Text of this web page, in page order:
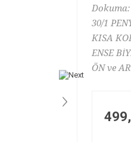
Dokuma:
30/1
KISA
ENSE
ÖN ve